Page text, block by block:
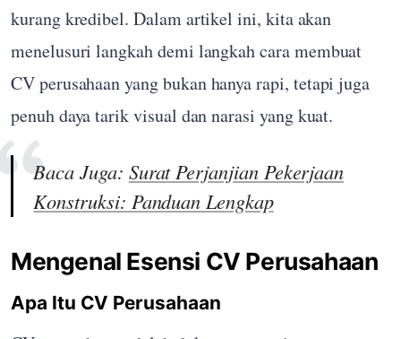
kurang kredibel. Dalam artikel ini, kita akan
menelusuri langkah demi langkah cara membuat
CV perusahaan yang bukan hanya rapi, tetapi juga
penuh daya tarik visual dan narasi yang kuat.
Baca Juga: Surat Perjanjian Pekerjaan
Konstruksi: Panduan Lengkap
Mengenal Esensi CV Perusahaan
Apa Itu CV Perusahaan